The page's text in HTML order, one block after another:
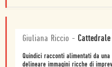
Giuliana Riccio - Cattedrale
Quindici racconti alimentati da
delineare immagini ricche di